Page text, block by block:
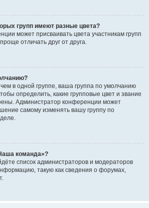
групп имеют разные цвета?
может присваивать цвета участникам групп
отличать друг от друга.
в одной группе, ваша группа по умолчанию
определить, какие групповые цвет и звание
Администратор конференции может
самому изменять вашу группу по
команда»?
список администраторов и модераторов
такую как сведения о форумах,